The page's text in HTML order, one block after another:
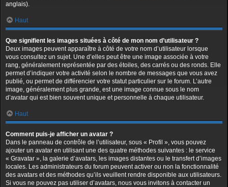
anglais).
Haut
Que signifient les images situées à côté de mon nom d’utilisateur ?
Deux images peuvent apparaître à côté de votre nom d’utilisateur lorsque
vous consultez un sujet. Une d’elles peut être une image associée à votre
rang, généralement représentée par des étoiles, des carrés ou des ronds. Elle
permet d’indiquer votre activité selon le nombre de messages que vous avez
publié, ou permet de différencier votre statut particulier sur le forum. L’autre
image, généralement plus grande, est une image connue sous le nom
d’avatar qui est bien souvent unique et personnelle à chaque utilisateur.
Haut
Comment puis-je afficher un avatar ?
Dans le panneau de contrôle de l’utilisateur, sous « Profil », vous pouvez
ajouter un avatar en utilisant une des quatre méthodes suivantes : le service
« Gravatar », la galerie d’avatars, les images distantes ou le transfert d’images
locales. Les administrateurs du forum peuvent activer ou non la fonctionnalité
des avatars et des méthodes qu’ils veuillent rendre disponible aux utilisateurs.
Si vous ne pouvez pas utiliser d’avatars, nous vous invitons à contacter un